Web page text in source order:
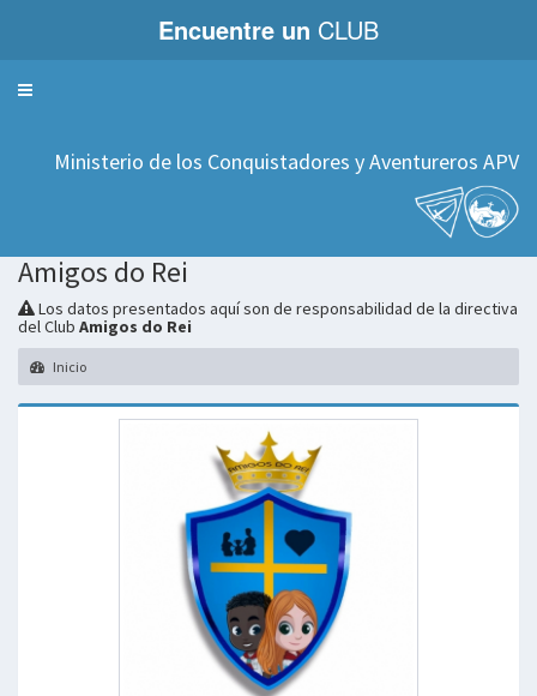
Encuentre un CLUB
Servicios
Ministerio de los Conquistadores y Aventureros APV
Amigos do Rei
Los datos presentados aquí son de responsabilidad de la directiva
del Club Amigos do Rei
Inicio